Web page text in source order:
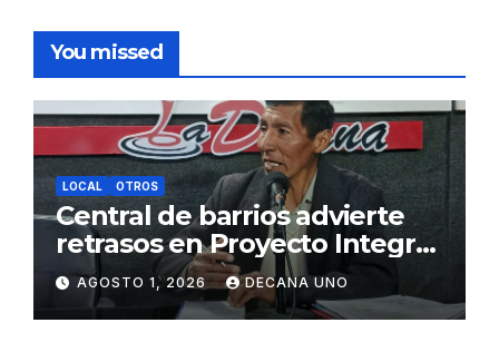
You missed
LOCAL OTROS
Central de barrios advierte
retrasos en Proyecto Integral
de Agua y Alcantarillado para
Juliaca
AGOSTO 1, 2026 DECANA UNO